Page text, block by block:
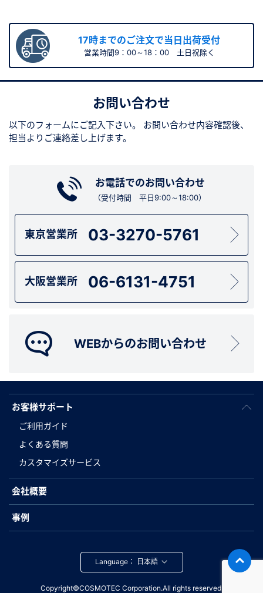
17時までのご注文で当日出荷受付
営業時間9：00～18：00 土日祝除く
お問い合わせ
以下のフォームにご記入下さい。
お問い合わせ内容確認後、
担当よりご連絡差し上げます。
お電話でのお問い合わせ
（受付時間 平日9:00～18:00）
東京営業所 03-3270-5761
大阪営業所 06-6131-4751
WEBからのお問い合わせ
お客様サポート
ご利用ガイド
よくある質問
カスタマイズサービス
会社概要
事例
Language：
Copyright©COSMOTEC Corporation.All rights reserved.